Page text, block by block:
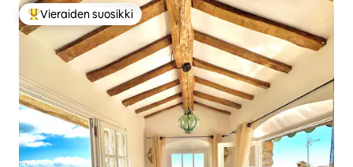
Vieraiden suosikkien parhaimmistoa
Vieraiden suosikki